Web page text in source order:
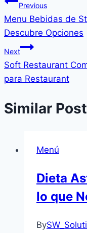
Previous
Menu Bebidas de
Descubre Opciones
Next
Soft Restaurant
para Restaurant
Similar
Menú
Dieta
lo que
By